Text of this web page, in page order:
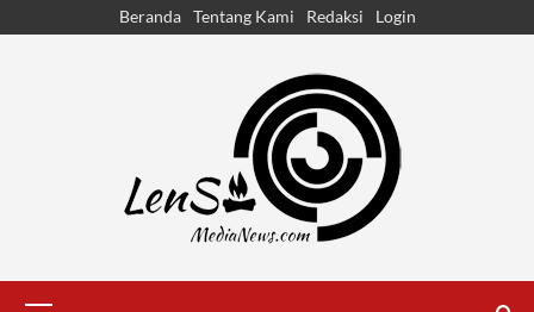
Beranda Tentang Kami Redaksi Login